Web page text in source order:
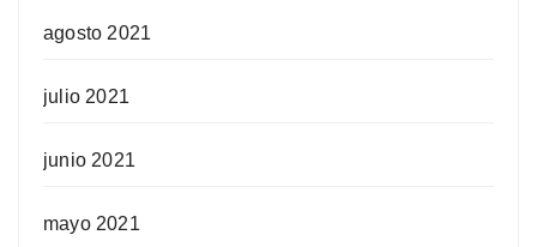
agosto 2021
julio 2021
junio 2021
mayo 2021